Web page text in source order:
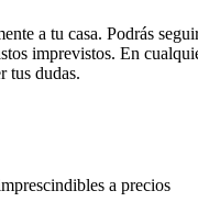
a tu casa. Podrás
imprevistos. En
tus dudas.
a precios